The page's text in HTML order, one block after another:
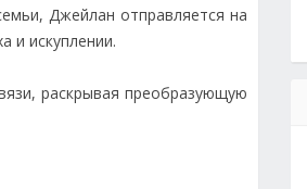
Джейлан отправляется на
и искуплении.
раскрывая преобразующую